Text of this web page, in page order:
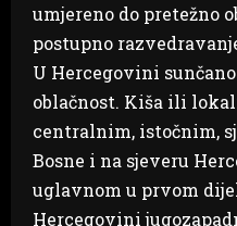
umjereno do pretežno
postupno
U Hercegovini
oblačnost. Kiša ili
centralnim, istočnim,
Bosne i na sjeveru
uglavnom u prvom
Hercegovini